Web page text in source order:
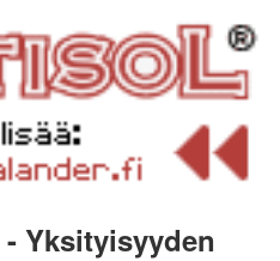
Yksityisyyden